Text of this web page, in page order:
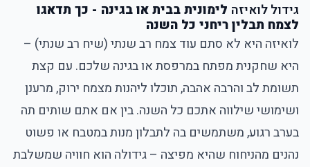
גידול לואיזה לימונית בבית או בגינה - כך תדאגו
לצמח תבלין ריחני כל השנה
לואיזה היא לא סתם עוד צמח רב שנתי(שיח רב שנתי) –
היא שחקנית מפתח במרפסת או בגינה שלכם. עם קצת
תשומת לב והרבה אהבה, תוכלו ליהנות מצמח ירוק, מרענן
ושימושי שילווה אתכם כל השנה. בין אם אתם שותים תה
בערב רגוע, משתמשים בה לתבלון מנות במטבח או פשוט
נהנים מהניחוח שהיא מפיצה – גידולה הוא חוויה שמשלבת